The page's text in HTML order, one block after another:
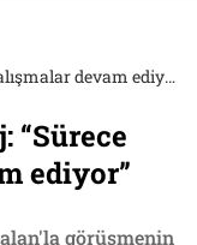
Öcalan’dan ikinci mesaj: “Sürece ilişkin çalışmalar devam ediyor”
“Sürece
ediyor”
görüşmenin